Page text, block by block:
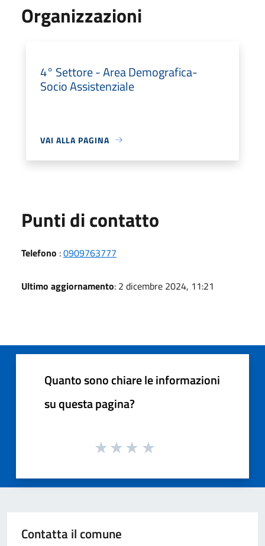
Organizzazioni
4° Settore - Area Demografica-
Socio Assistenziale
VAI ALLA PAGINA
Punti di contatto
Telefono :0909763777
Ultimo aggiornamento: 2 dicembre 2024, 11:21
Quanto sono chiare le informazioni
su questa pagina?
Contatta il comune